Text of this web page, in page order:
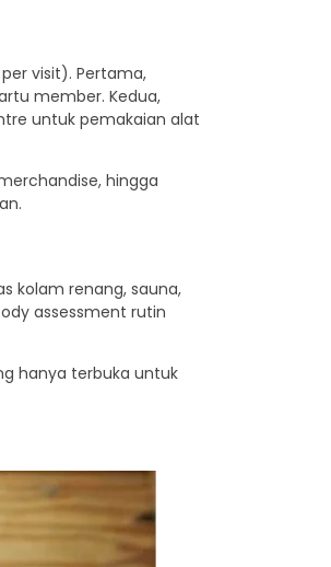
visit). Pertama,
member. Kedua,
untuk pemakaian alat
hingga
kolam renang, sauna,
assessment rutin
hanya terbuka untuk